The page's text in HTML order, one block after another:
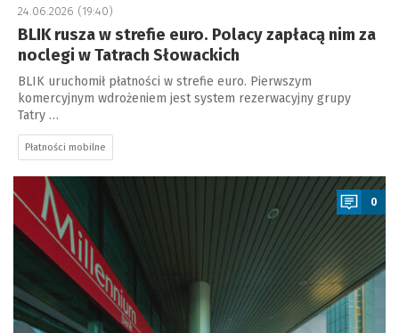
24.06.2026 (19:40)
BLIK rusza w strefie euro. Polacy zapłacą nim za
noclegi w Tatrach Słowackich
BLIK uruchomił płatności w strefie euro. Pierwszym
komercyjnym wdrożeniem jest system rezerwacyjny grupy
Tatry …
Płatności mobilne
a
0